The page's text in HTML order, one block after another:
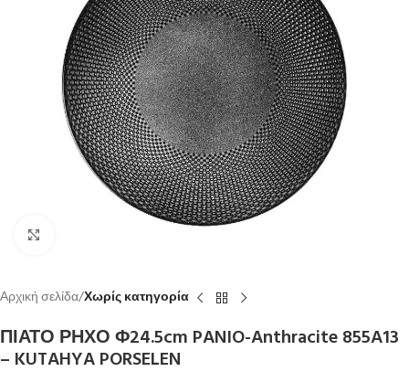
Αρχική σελίδα Χωρίς κατηγορία
ΠΙΑΤΟ ΡΗΧΟ Φ24.5cm PANIO-Anthracite 855A13
– KUTAHYA PORSELEN